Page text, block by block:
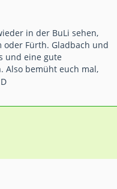
in der BuLi sehen,
oder Fürth. Gladbach und
und eine gute
Also bemüht euch mal,